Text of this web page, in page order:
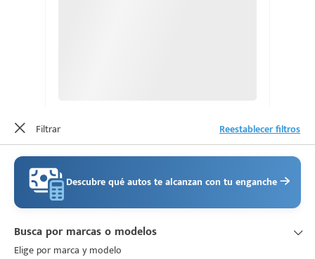
Filtrar Reestablecer filtros
Descubre qué autos te alcanzan con tu enganche
Busca por marcas o modelos
Elige por marca y modelo